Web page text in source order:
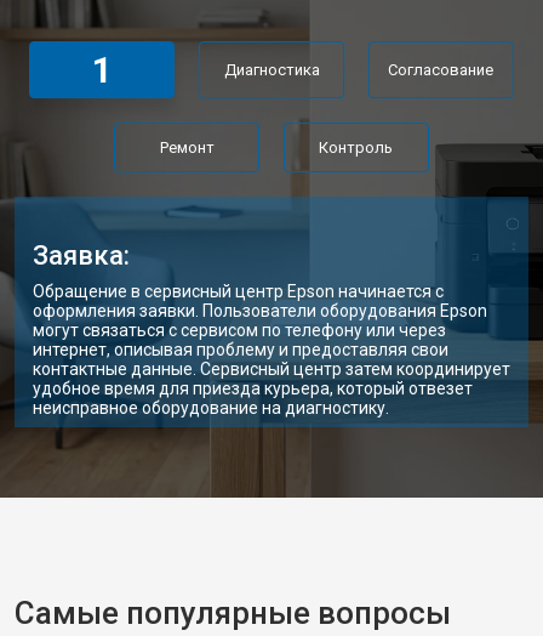
1 Диагностика Согласование
Ремонт Контроль
Заявка:
Обращение в сервисный центр Epson начинается с
оформления заявки. Пользователи оборудования Epson
могут связаться с сервисом по телефону или через
интернет, описывая проблему и предоставляя свои
контактные данные. Сервисный центр затем координирует
удобное время для приезда курьера, который отвезет
неисправное оборудование на диагностику.
Самые популярные вопросы